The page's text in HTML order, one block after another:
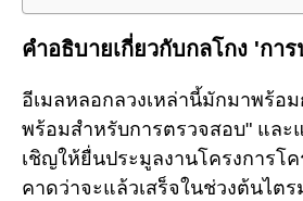
คำอธิบายเกี่ยวกับกลโกง 'กา
อีเมลหลอกลวงเหล่านี้มักมาพร้อ
พร้อมสำหรับการตรวจสอบ" และ
เชิญให้ยื่นประมูลงานโครงการโ
คาดว่าจะแล้วเสร็จในช่วงต้นไต